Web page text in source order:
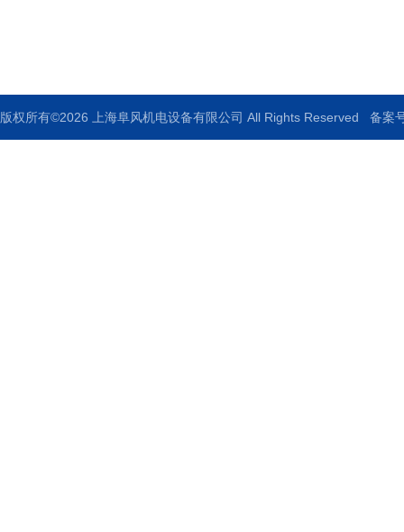
版权所有©2026 上海阜风机电设备有限公司 All Rights Reserved 备案